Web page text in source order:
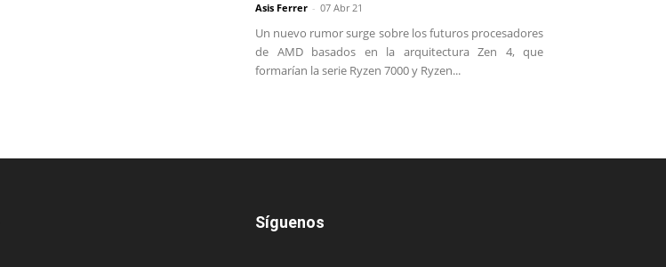
Asis Ferrer - 07 Abr 21
Un nuevo rumor surge sobre los futuros procesadores
de AMD basados en la arquitectura Zen 4, que
formarían la serie Ryzen 7000 y Ryzen...
Síguenos